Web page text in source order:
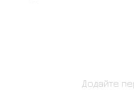
Додайте